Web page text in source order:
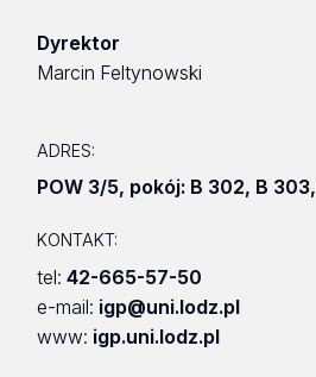
Dyrektor
Marcin Feltynowski
ADRES:
POW 3/5, pokój: B 302, B 303,
KONTAKT:
tel:42-665-57-50
e-mail: igp@uni.lodz.pl
www: igp.uni.lodz.pl